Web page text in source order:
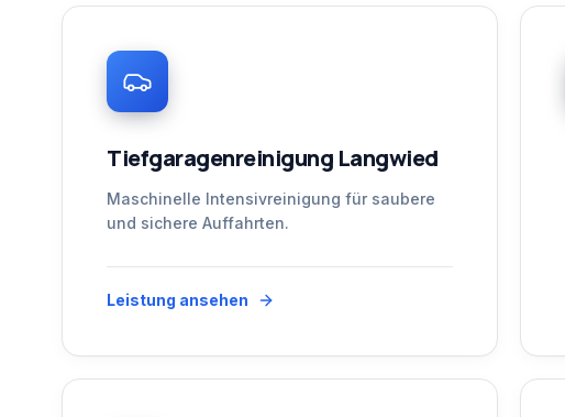
Tiefgaragenreinigung Langwied
Maschinelle Intensivreinigung für saubere
und sichere Auffahrten.
Leistung ansehen